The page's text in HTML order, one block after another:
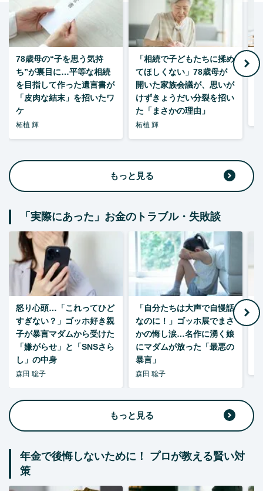
78歳母の“子を思う気持
ち”が裏目に…平等な相続
を目指して作った遺言書が
「皮肉な結末」を招いたワ
ケ
柘植 輝
「相続で子どもたちに揉め
てほしくない」78歳母が
開いた家族会議が、思いが
けずきょうだい分裂を招い
た「まさかの理由」
柘植 輝
もっと見る
「実際にあった」お金のトラブル・失敗談
怒り心頭…「これってひど
すぎない？」ゴッホ好き親
子が暴言マダムから受けた
「嫌がらせ」と「SNSさら
し」の中身
森田 聡子
「自分たちは大声で自慢話
なのに！」ゴッホ展でまさ
かの悔し涙…名作に湧く娘
にマダムが放った「最悪の
暴言」
森田 聡子
もっと見る
年金で後悔しないために！ プロが教える賢い対
策